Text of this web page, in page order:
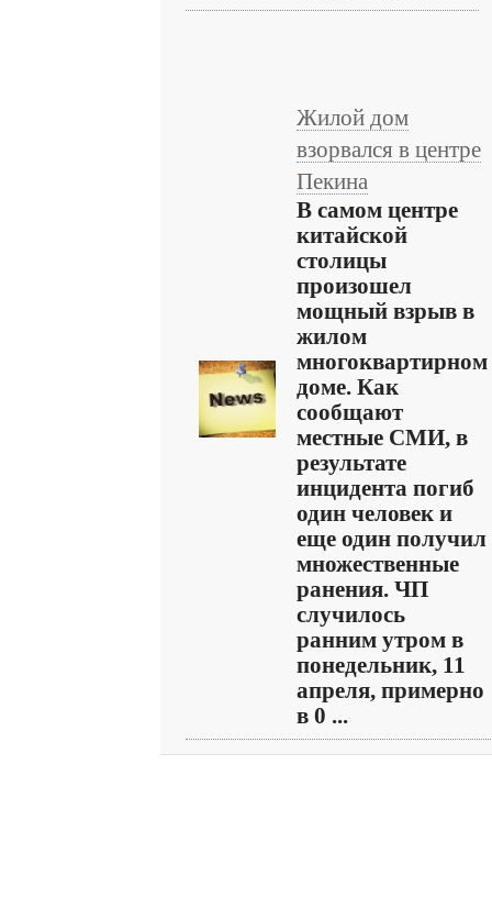
Жилой дом
взорвался в центре
Пекина
В самом центре
китайской
столицы
произошел
мощный взрыв в
жилом
многоквартирном
доме. Как
сообщают
местные СМИ, в
результате
инцидента погиб
один человек и
еще один получил
множественные
ранения. ЧП
случилось
ранним утром в
понедельник, 11
апреля, примерно
в 0 ...